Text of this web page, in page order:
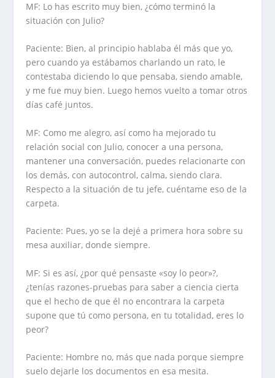
MF: Lo has escrito muy bien, ¿cómo terminó la
situación con Julio?
Paciente: Bien, al principio hablaba él más que yo,
pero cuando ya estábamos charlando un rato, le
contestaba diciendo lo que pensaba, siendo amable,
y me fue muy bien. Luego hemos vuelto a tomar otros
días café juntos.
MF: Como me alegro, así como ha mejorado tu
relación social con Julio, conocer a una persona,
mantener una conversación, puedes relacionarte con
los demás, con autocontrol, calma, siendo clara.
Respecto a la situación de tu jefe, cuéntame eso de la
carpeta.
Paciente: Pues, yo se la dejé a primera hora sobre su
mesa auxiliar, donde siempre.
MF: Si es así, ¿por qué pensaste «soy lo peor»?,
¿tenías razones-pruebas para saber a ciencia cierta
que el hecho de que él no encontrara la carpeta
supone que tú como persona, en tu totalidad, eres lo
peor?
Paciente: Hombre no, más que nada porque siempre
suelo dejarle los documentos en esa mesita.